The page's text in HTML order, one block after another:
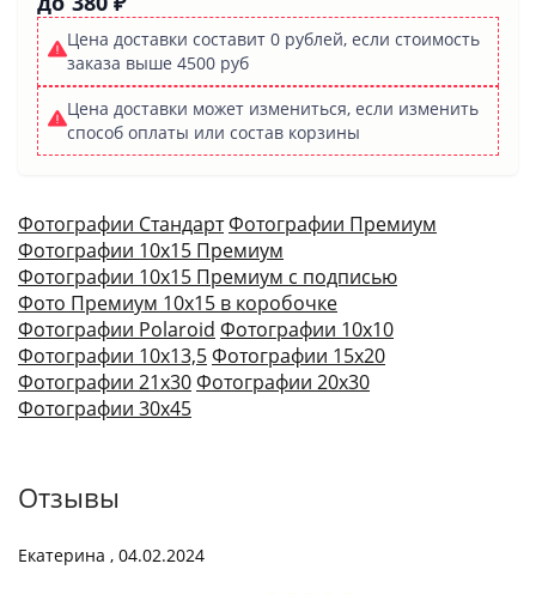
Цена доставки составит 0 рублей, если стоимость
заказа выше 4500 руб
Цена доставки может измениться, если изменить
способ оплаты или состав корзины
Фотографии СтандартФотографии Премиум
Фотографии 10х15 Премиум
Фотографии 10х15 Премиум с подписью
Фото Премиум 10х15 в коробочке
Фотографии Polaroid Фотографии 10х10
Фотографии 10х13,5Фотографии 15х20
Фотографии 21х30Фотографии 20х30
Фотографии 30х45
Отзывы
Екатерина , 04.02.2024